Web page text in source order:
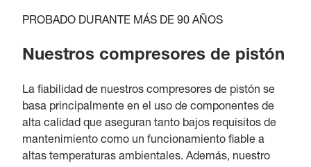
PROBADO DURANTE MÁS DE 90 AÑOS
Nuestros compresores de pistón
La fiabilidad de nuestros compresores de pistón se
basa principalmente en el uso de componentes de
alta calidad que aseguran tanto bajos requisitos de
mantenimiento como un funcionamiento fiable a
altas temperaturas ambientales. Además, nuestro